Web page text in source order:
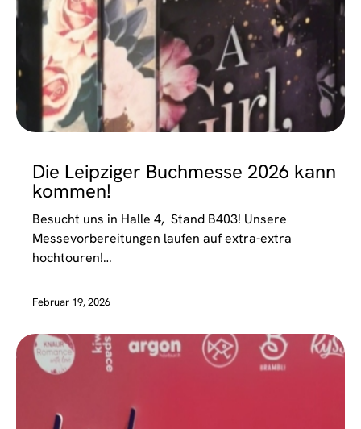
Die Leipziger Buchmesse 2026 kann
kommen!
Besucht uns in Halle 4, Stand B403! Unsere
Messevorbereitungen laufen auf extra-extra
hochtouren!…
Februar 19, 2026